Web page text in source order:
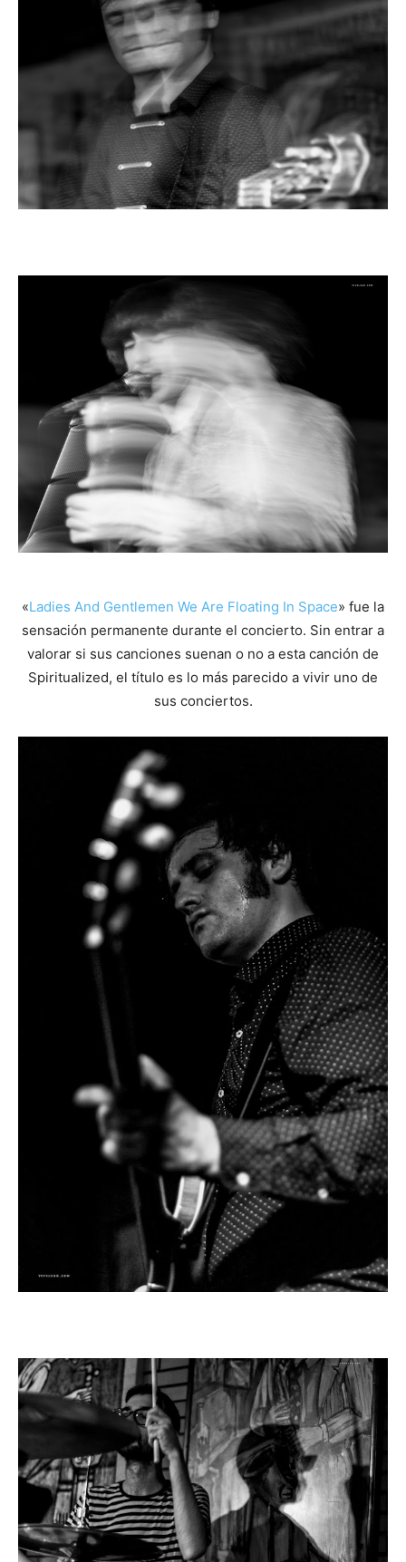
«Ladies And Gentlemen We Are Floating In Space» fue la
sensación permanente durante el concierto. Sin entrar a
valorar si sus canciones suenan o no a esta canción de
Spiritualized, el título es lo más parecido a vivir uno de
sus conciertos.